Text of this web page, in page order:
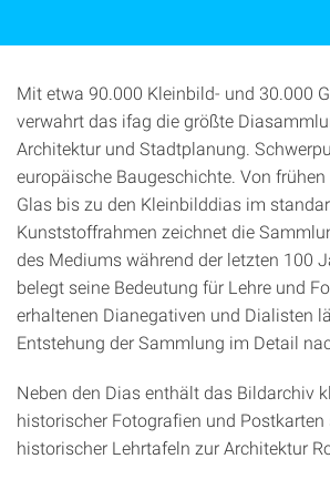
Mit etwa 90.000 Kleinbild- und 30.000
verwahrt das ifag die größte
Architektur und Stadtplanung.
europäische Baugeschichte. Von
Glas bis zu den Kleinbilddias im
Kunststoffrahmen zeichnet die
des Mediums während der letzten 100
belegt seine Bedeutung für Lehre und
erhaltenen Dianegativen und Dialisten
Entstehung der Sammlung im Detail
Neben den Dias enthält das Bildarchiv
historischer Fotografien und
historischer Lehrtafeln zur Architektur